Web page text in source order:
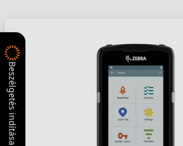
Beszélgetés indítása